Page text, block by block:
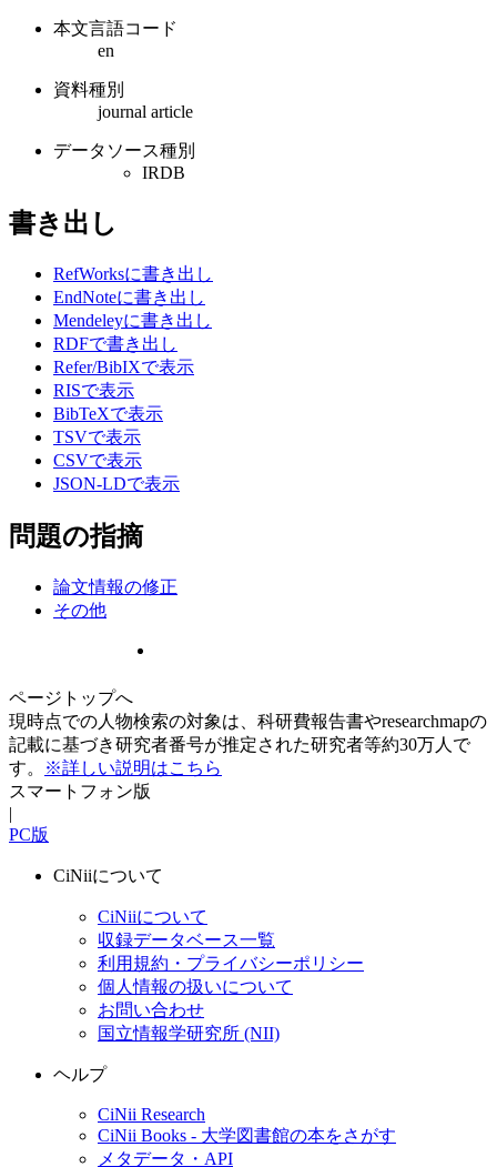
本文言語コード
en
資料種別
journal article
データソース種別
IRDB
書き出し
RefWorksに書き出し
EndNoteに書き出し
Mendeleyに書き出し
RDFで書き出し
Refer/BibIXで表示
RISで表示
BibTeXで表示
TSVで表示
CSVで表示
JSON-LDで表示
問題の指摘
論文情報の修正
その他
ページトップへ
現時点での人物検索の対象は、科研費報告書やresearchmapの
記載に基づき研究者番号が推定された研究者等約30万人で
す。
※詳しい説明はこちら
スマートフォン版
|
PC版
CiNiiについて
CiNiiについて
収録データベース一覧
利用規約・プライバシーポリシー
個人情報の扱いについて
お問い合わせ
国立情報学研究所 (NII)
ヘルプ
CiNii Research
CiNii Books - 大学図書館の本をさがす
メタデータ・API